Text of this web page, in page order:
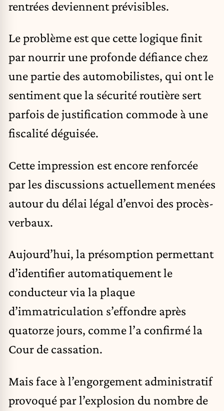
rentrées deviennent prévisibles.
Le problème est que cette logique finit
par nourrir une profonde défiance chez
une partie des automobilistes, qui ont le
sentiment que la sécurité routière sert
parfois de justification commode à une
fiscalité déguisée.
Cette impression est encore renforcée
par les discussions actuellement menées
autour du délai légal d’envoi des procès-
verbaux.
Aujourd’hui, la présomption permettant
d’identifier automatiquement le
conducteur via la plaque
d’immatriculation s’effondre après
quatorze jours, comme l’a confirmé la
Cour de cassation.
Mais face à l’engorgement administratif
provoqué par l’explosion du nombre de